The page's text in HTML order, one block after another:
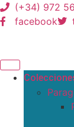
(+34) 972
facebook